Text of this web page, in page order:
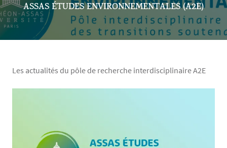
ASSAS ÉTUDES ENVIRONNEMENTALES (A2E)
Les actualités du pôle de recherche interdisciplinaire A2E